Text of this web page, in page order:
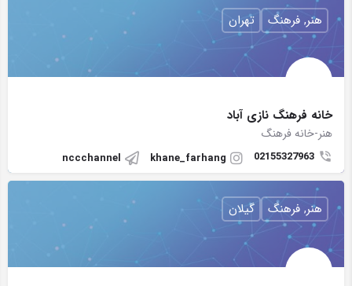
خانه فرهنگ نازی آباد
هنر-خانه فرهنگ
02155327963
khane_farhang
nccchannel
هنر, فرهنگ تهران
هنر, فرهنگ گیلان